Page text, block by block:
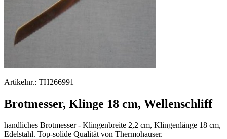
Artikelnr.: TH266991
Brotmesser, Klinge 18 cm, Wellenschliff
handliches Brotmesser - Klingenbreite 2,2 cm, Klingenlänge 18 cm,
Edelstahl. Top-solide Qualität von Thermohauser.